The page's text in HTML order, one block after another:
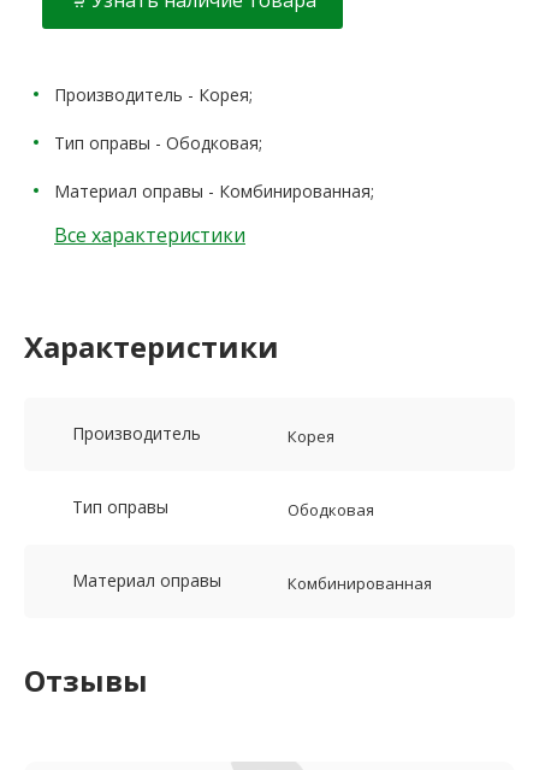
Производитель - Корея;
Тип оправы - Ободковая;
Материал оправы - Комбинированная;
Все характеристики
Характеристики
Производитель Корея
Тип оправы Ободковая
Материал оправы Комбинированная
Отзывы